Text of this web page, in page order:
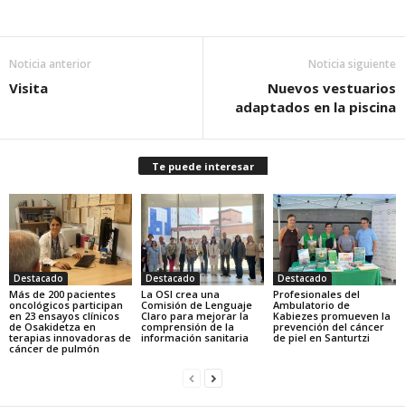
Noticia anterior
Visita
Noticia siguiente
Nuevos vestuarios
adaptados en la piscina
Te puede interesar
Destacado
Más de 200 pacientes
oncológicos participan
en 23 ensayos clínicos
de Osakidetza en
terapias innovadoras de
cáncer de pulmón
Destacado
La OSI crea una
Comisión de Lenguaje
Claro para mejorar la
comprensión de la
información sanitaria
Destacado
Profesionales del
Ambulatorio de
Kabiezes promueven la
prevención del cáncer
de piel en Santurtzi